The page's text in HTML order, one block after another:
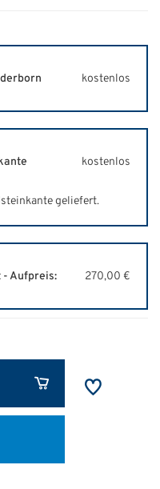
kostenlos
kostenlos
geliefert.
Aufpreis: 270,00 €